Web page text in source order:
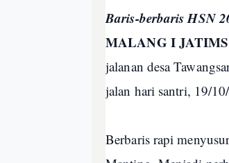
Baris-berbaris HSN
MALANG I
jalanan desa
jalan hari santri, 19/
Berbaris rapi